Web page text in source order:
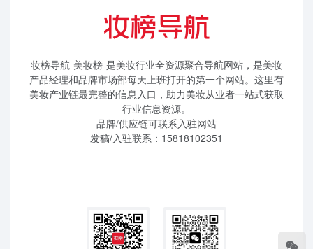
妆榜导航-美妆榜-是美妆行业全资源聚合导航网站，是美妆
产品经理和品牌市场部每天上班打开的第一个网站。这里有
美妆产业链最完整的信息入口，助力美妆从业者一站式获取
行业信息资源。
品牌/供应链可联系入驻网站
发稿/入驻联系：15818102351